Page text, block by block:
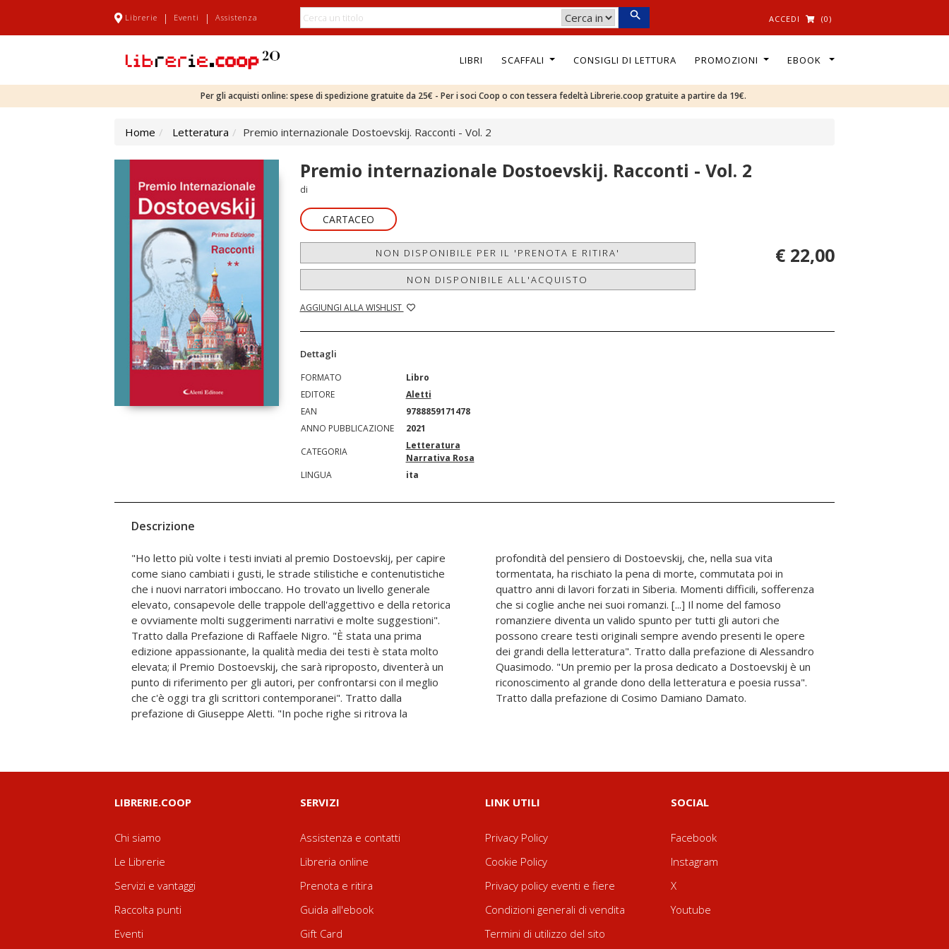
Librerie | Eventi | Assistenza ACCEDI (0)
LIBRI SCAFFALI CONSIGLI DI LETTURA PROMOZIONI EBOOK
Per gli acquisti online: spese di spedizione gratuite da 25€ - Per i soci Coop o con tessera fedeltà Librerie.coop gratuite a partire da 19€.
Home Letteratura Premio internazionale Dostoevskij. Racconti - Vol. 2
Premio internazionale Dostoevskij. Racconti - Vol. 2
di
CARTACEO
NON DISPONIBILE PER IL 'PRENOTA E RITIRA'
NON DISPONIBILE ALL'ACQUISTO
AGGIUNGI ALLA WISHLIST
€ 22,00
Dettagli
FORMATO
Libro
EDITORE
Aletti
EAN
9788859171478
ANNO PUBBLICAZIONE
2021
CATEGORIA
Letteratura
Narrativa Rosa
LINGUA
ita
Descrizione
"Ho letto più volte i testi inviati al premio Dostoevskij, per capire
come siano cambiati i gusti, le strade stilistiche e contenutistiche
che i nuovi narratori imboccano. Ho trovato un livello generale
elevato, consapevole delle trappole dell'aggettivo e della retorica
e ovviamente molti suggerimenti narrativi e molte suggestioni".
Tratto dalla Prefazione di Raffaele Nigro. "È stata una prima
edizione appassionante, la qualità media dei testi è stata molto
elevata; il Premio Dostoevskij, che sarà riproposto, diventerà un
punto di riferimento per gli autori, per confrontarsi con il meglio
che c'è oggi tra gli scrittori contemporanei". Tratto dalla
prefazione di Giuseppe Aletti. "In poche righe si ritrova la
profondità del pensiero di Dostoevskij, che, nella sua vita
tormentata, ha rischiato la pena di morte, commutata poi in
quattro anni di lavori forzati in Siberia. Momenti difficili, sofferenza
che si coglie anche nei suoi romanzi. [...] Il nome del famoso
romanziere diventa un valido spunto per tutti gli autori che
possono creare testi originali sempre avendo presenti le opere
dei grandi della letteratura". Tratto dalla prefazione di Alessandro
Quasimodo. "Un premio per la prosa dedicato a Dostoevskij è un
riconoscimento al grande dono della letteratura e poesia russa".
Tratto dalla prefazione di Cosimo Damiano Damato.
LIBRERIE.COOP
Chi siamo
Le Librerie
Servizi e vantaggi
Raccolta punti
Eventi
SERVIZI
Assistenza e contatti
Libreria online
Prenota e ritira
Guida all'ebook
Gift Card
LINK UTILI
Privacy Policy
Cookie Policy
Privacy policy eventi e fiere
Condizioni generali di vendita
Termini di utilizzo del sito
SOCIAL
Facebook
Instagram
X
Youtube